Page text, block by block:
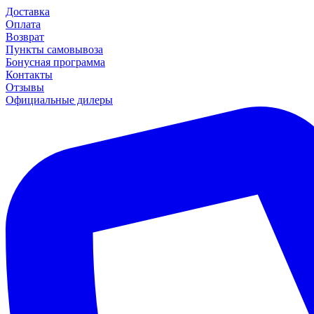
Доставка
Оплата
Возврат
Пункты самовывоза
Бонусная программа
Контакты
Отзывы
Официальные дилеры